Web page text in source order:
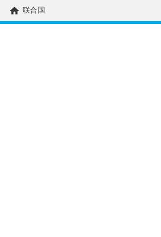
home 联合国